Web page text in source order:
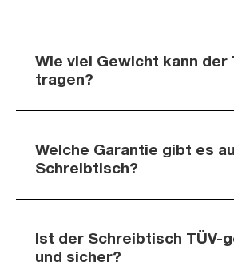
Wie viel Gewicht kann der
tragen?
Welche Garantie gibt es
Schreibtisch?
Ist der Schreibtisch TÜV-
und sicher?